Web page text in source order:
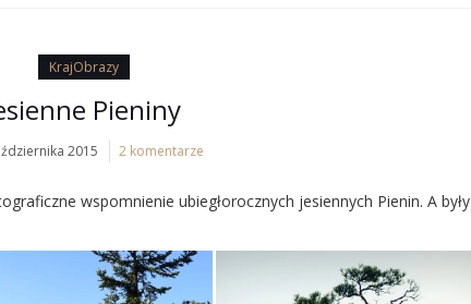
KrajObrazy
Pieniny
2015 2 komentarze
wspomnienie ubiegłorocznych jesiennych Pienin. A były